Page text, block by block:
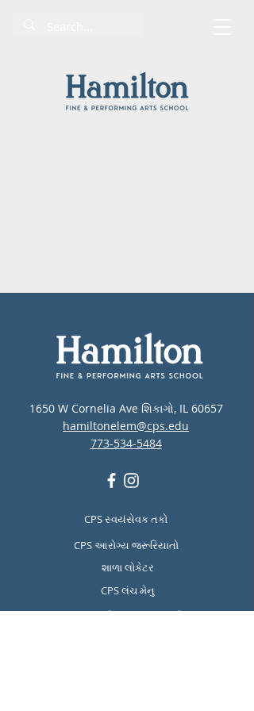
1650 W Cornelia Ave શિકાગો, IL 60657
hamiltonelem@cps.edu
773-534-5484
CPS સ્વયંસેવક તકો
CPS આરોગ્ય જરૂરિયાતો
શાળા લોકેટર
CPS લંચ મેનુ
CPS માનસિક સ્વાસ્થ્ય અને